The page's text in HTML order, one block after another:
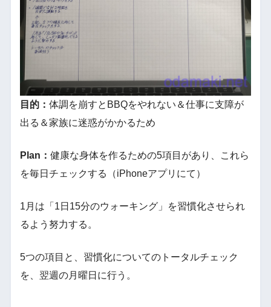
目的： 体調を崩すとBBQをやれない＆仕事に支障が
出る＆家族に迷惑がかかるため
Plan： 健康な身体を作るための5項目があり、これら
を毎日チェックする（iPhoneアプリにて）
1月は「1日15分のウォーキング」を習慣化させられ
るよう努力する。
5つの項目と、習慣化についてのトータルチェック
を、翌週の月曜日に行う。